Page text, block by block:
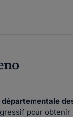
départementale
pour